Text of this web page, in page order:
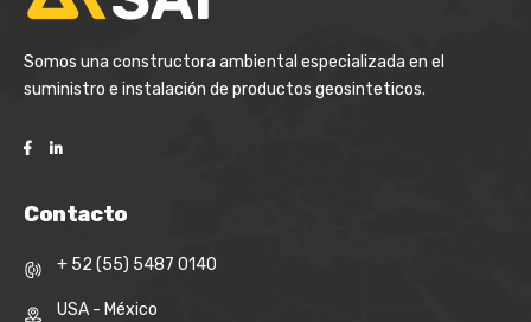
Somos una constructora ambiental especializada en el
suministro e instalación de productos geosinteticos.
Contacto
+ 52 (55) 5487 0140
USA - México